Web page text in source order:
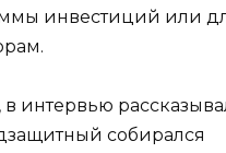
инвестиций или
интервью
собирался